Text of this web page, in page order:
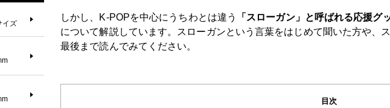
しかし、K-POPを中心にうちわとは違う 「 スローガン」と呼ばれる応援グ
について解説しています。スローガンという言葉をはじめて聞いた方や、
最後まで読んでみてください。
目次
イズ